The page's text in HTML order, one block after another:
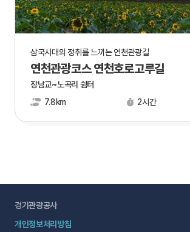
삼국시대의 정취를 느끼는 연천관광길
연천관광코스 연천호로고루길
장남교~노곡리 쉼터
7.8km
2시간
경기관광공사
개인정보처리방침